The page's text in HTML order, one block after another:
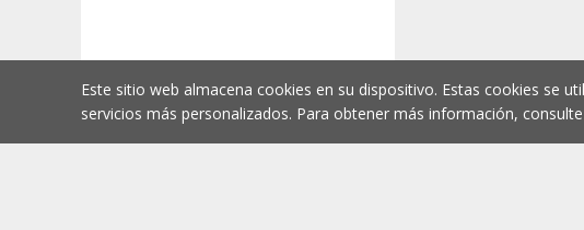
Este sitio web almacena cookies en su dispositivo. Estas cookies se
servicios más personalizados. Para obtener más información,